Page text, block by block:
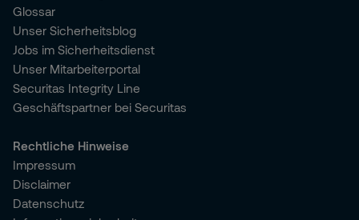
Glossar
Unser Sicherheitsblog
Jobs im Sicherheitsdienst
Unser Mitarbeiterportal
Securitas Integrity Line
Geschäftspartner bei Securitas
Rechtliche Hinweise
Impressum
Disclaimer
Datenschutz